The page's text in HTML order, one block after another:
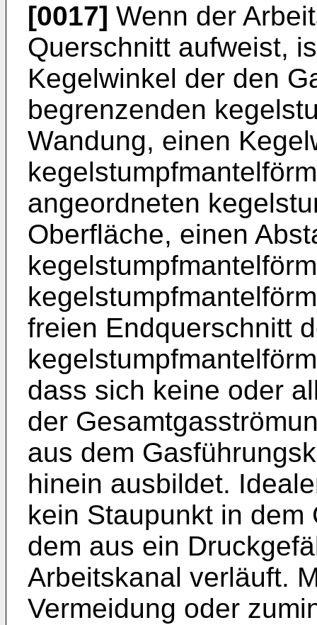
[0017] Wenn der
Querschnitt aufweist,
Kegelwinkel der den
begrenzenden
Wandung, einen
angeordneten
Oberfläche, einen
freien Endquerschnitt
dass sich keine oder
der
aus dem
hinein ausbildet.
kein Staupunkt in
dem aus ein
Arbeitskanal verläuft.
Vermeidung oder